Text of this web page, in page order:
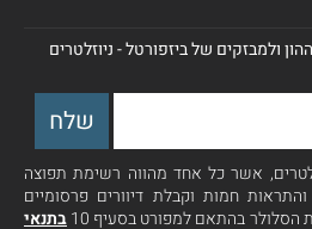
ולמבזקים של ביזפורטל - ניוזלטרים
אשר כל אחד מהווה רשימת תפוצה
חמות וקבלת דיוורים פרסומיים
בהתאם למפורט בסעיף 10
בתנאי